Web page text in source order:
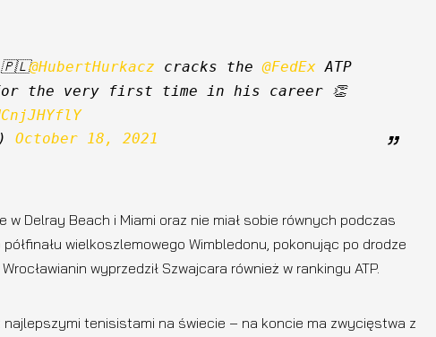
🇵🇱@HubertHurkacz cracks the @FedEx ATP
Rankings Top 10 for the very first time in his career 👏
October 18, 2021
w Delray Beach i Miami oraz nie miał sobie równych podczas
wielkoszlemowego Wimbledonu, pokonując po drodze
Wrocławianin wyprzedził Szwajcara również w rankingu ATP.
najlepszymi tenisistami na świecie – na koncie ma zwycięstwa z